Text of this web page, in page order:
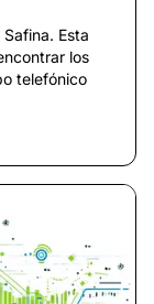
Esta
los
telefónico